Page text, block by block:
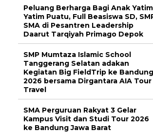
Peluang Berharga Bagi Anak
Yatim Puatu, Full Beasiswa SD,
SMA di Pesantren Leadership
Daarut Tarqiyah Primago Depok
SMP Mumtaza Islamic School
Tanggerang Selatan adakan
Kegiatan Big FieldTrip ke Bandung
2026 bersama Dirgantara AIA Tour
Travel
SMA Perguruan Rakyat 3 Gelar
Kampus Visit dan Studi Tour 2026
ke Bandung Jawa Barat